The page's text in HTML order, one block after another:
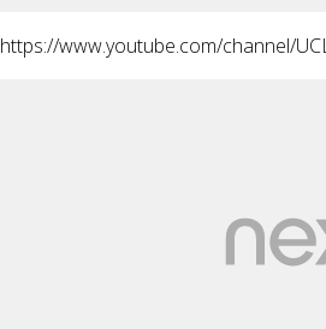
https://www.youtube.com/channel/